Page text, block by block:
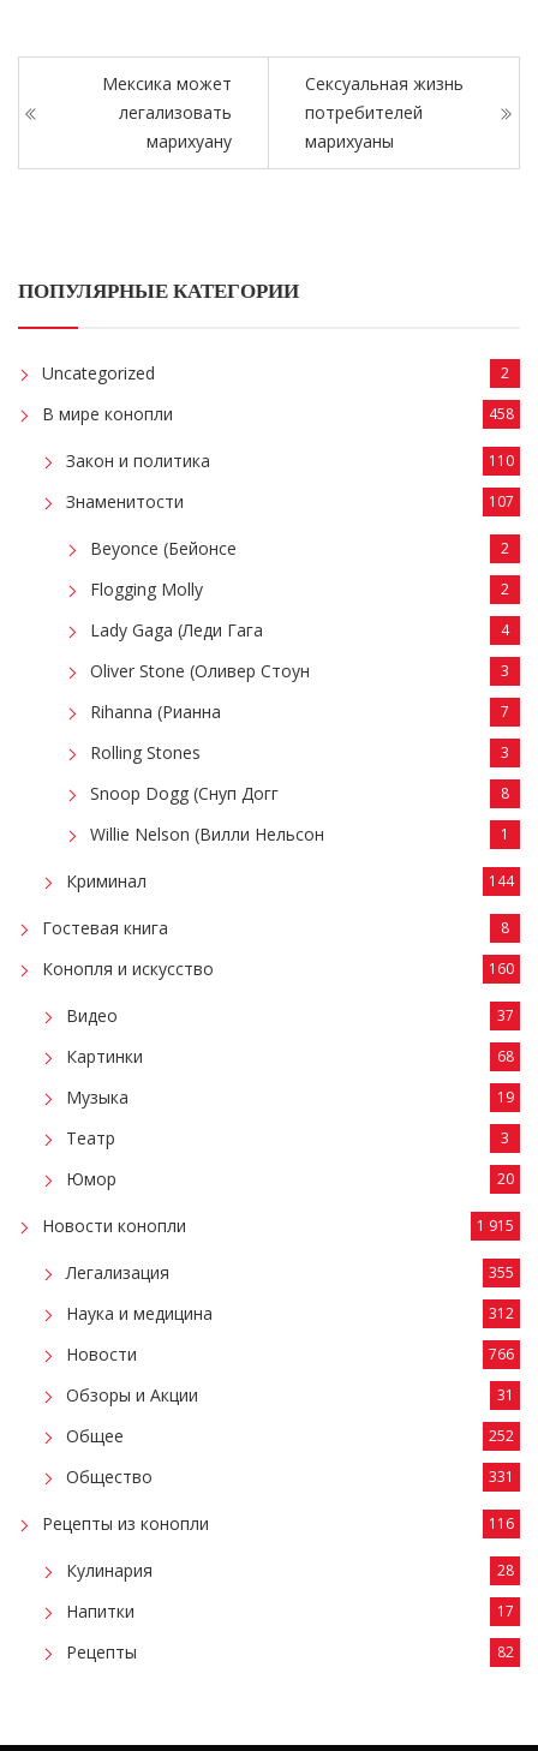
Мексика может
легализовать
марихуану
Сексуальная жизнь
потребителей
марихуаны
ПОПУЛЯРНЫЕ КАТЕГОРИИ
Uncategorized 2
В мире конопли 458
Закон и политика 110
Знаменитости 107
Beyonce (Бейонсе 2
Flogging Molly 2
Lady Gaga (Леди Гага 4
Oliver Stone (Оливер Стоун 3
Rihanna (Рианна 7
Rolling Stones 3
Snoop Dogg (Снуп Догг 8
Willie Nelson (Вилли Нельсон 1
Криминал 144
Гостевая книга 8
Конопля и искусство 160
Видео 37
Картинки 68
Музыка 19
Театр 3
Юмор 20
Новости конопли 1 915
Легализация 355
Наука и медицина 312
Новости 766
Обзоры и Акции 31
Общее 252
Общество 331
Рецепты из конопли 116
Кулинария 28
Напитки 17
Рецепты 82